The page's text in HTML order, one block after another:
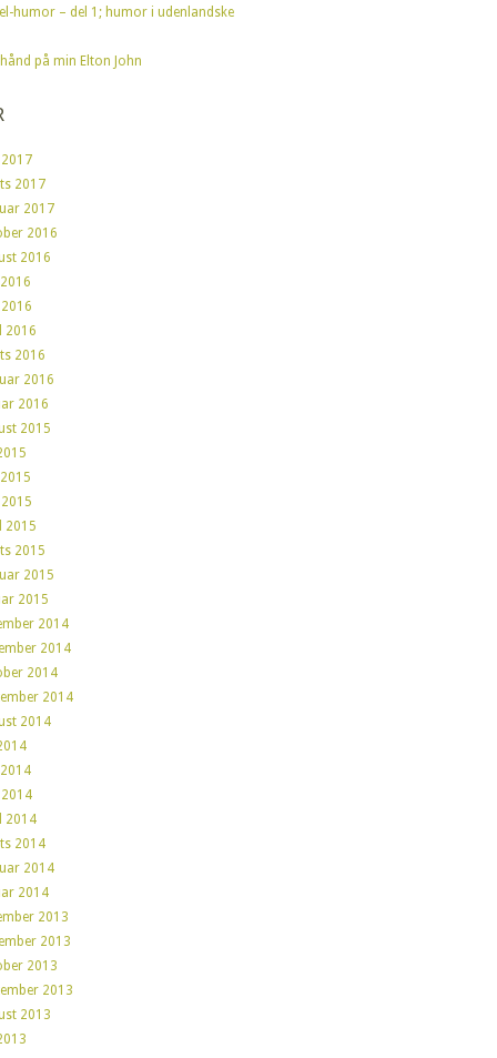
humor – del 1; humor i udenlandske
på min Elton John
2017
2017
2016
2016
2016
2016
2016
2016
2015
2015
2015
2015
2015
2014
2014
2014
2014
2014
2014
2014
2014
2014
2013
2013
2013
2013
2013